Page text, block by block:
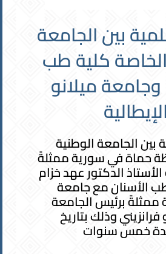
بين الجامعة
كلية طب
وجامعة ميلانو
الإيطالية
بين الجامعة الوطنية
حماة في سورية ممثلةً
الدكتور عهد خزام
الأسنان مع جامعة
ممثلةً برئيس الجامعة
فرانزيني وذلك بتاريخ